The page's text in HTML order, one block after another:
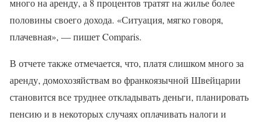
много на аренду, а 8 процентов тратят на жилье более
половины своего дохода. «Ситуация, мягко говоря,
плачевная», — пишет Comparis.
В отчете также отмечается, что, платя слишком много за
аренду, домохозяйствам во франкоязычной Швейцарии
становится все труднее откладывать деньги, планировать
пенсию и в некоторых случаях оплачивать налоги и